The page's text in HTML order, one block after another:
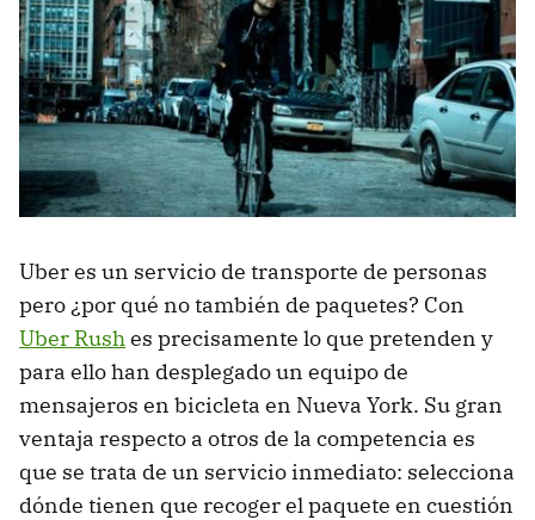
Uber es un servicio de transporte de personas
pero ¿por qué no también de paquetes? Con
Uber Rush es precisamente lo que pretenden y
para ello han desplegado un equipo de
mensajeros en bicicleta en Nueva York. Su gran
ventaja respecto a otros de la competencia es
que se trata de un servicio inmediato: selecciona
dónde tienen que recoger el paquete en cuestión